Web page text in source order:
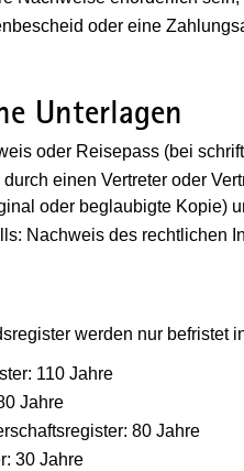
oder eine
Unterlagen
oder Reisepass (bei
einen Vertreter oder
oder beglaubigte Kopie)
Nachweis des rechtlichen
werden nur befristet
110 Jahre
Jahre
80 Jahre
30 Jahre